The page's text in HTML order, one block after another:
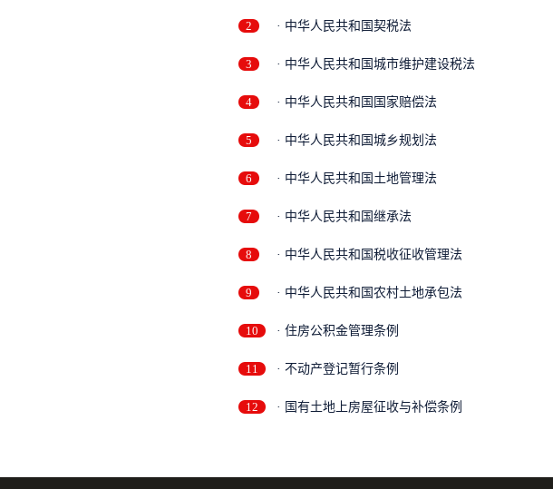
2 · 中华人民共和国契税法
3 · 中华人民共和国城市维护建设税法
4 · 中华人民共和国国家赔偿法
5 · 中华人民共和国城乡规划法
6 · 中华人民共和国土地管理法
7 · 中华人民共和国继承法
8 · 中华人民共和国税收征收管理法
9 · 中华人民共和国农村土地承包法
10 · 住房公积金管理条例
11 · 不动产登记暂行条例
12 · 国有土地上房屋征收与补偿条例